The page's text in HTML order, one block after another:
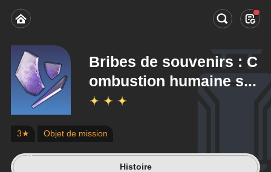
Bribes de souvenirs : C
ombustion humaine s...
3★ Objet de mission
Histoire